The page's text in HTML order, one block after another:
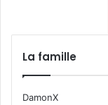
La famille
DamonX